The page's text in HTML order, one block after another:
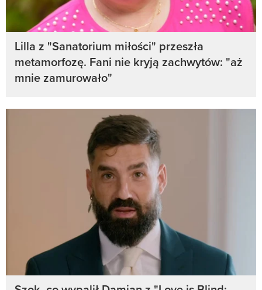
Lilla z "Sanatorium miłości" przeszła
metamorfozę. Fani nie kryją zachwytów: "aż
mnie zamurowało"